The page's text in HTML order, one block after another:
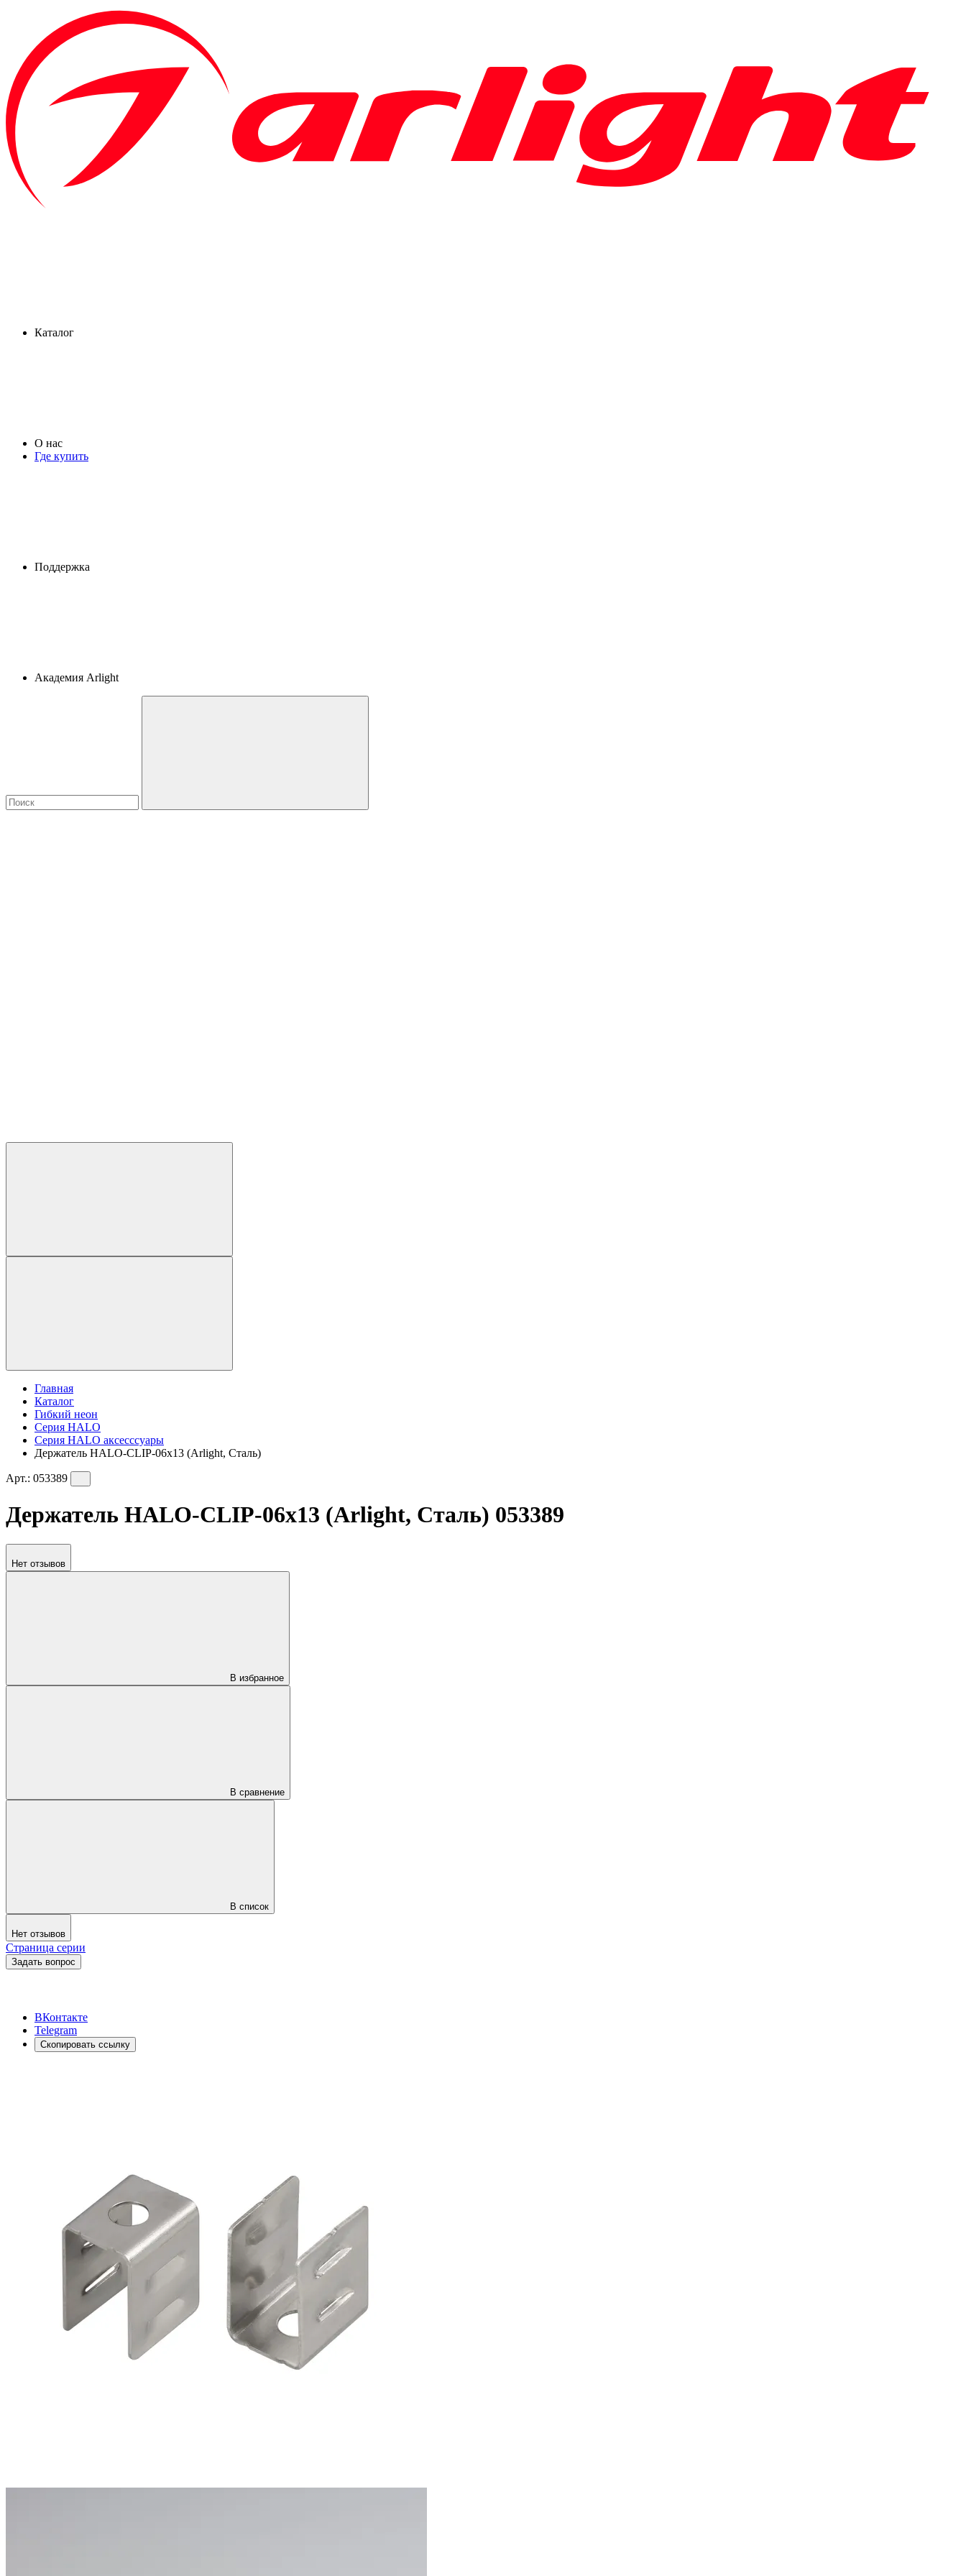
Каталог
О нас
Где купить
Поддержка
Академия Arlight
Главная
Каталог
Гибкий неон
Серия HALO
Серия HALO аксесссуары
Держатель HALO-CLIP-06x13 (Arlight, Сталь)
Арт.: 053389
Держатель HALO-CLIP-06x13 (Arlight, Сталь) 053389
Нет отзывов
В избранное
В сравнение
В список
Нет отзывов
Страница серии
Задать вопрос
ВКонтакте
Telegram
Скопировать ссылку